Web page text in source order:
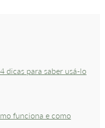
dicas para saber usá-lo
funciona e como